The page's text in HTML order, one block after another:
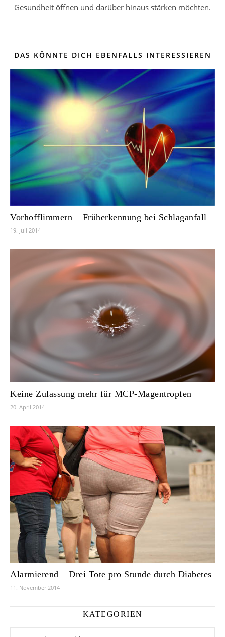
Gesundheit öffnen und darüber hinaus stärken möchten.
DAS KÖNNTE DICH EBENFALLS INTERESSIEREN
Vorhofflimmern – Früherkennung bei Schlaganfall
19. Juli 2014
Keine Zulassung mehr für MCP-Magentropfen
20. April 2014
Alarmierend – Drei Tote pro Stunde durch Diabetes
11. November 2014
KATEGORIEN